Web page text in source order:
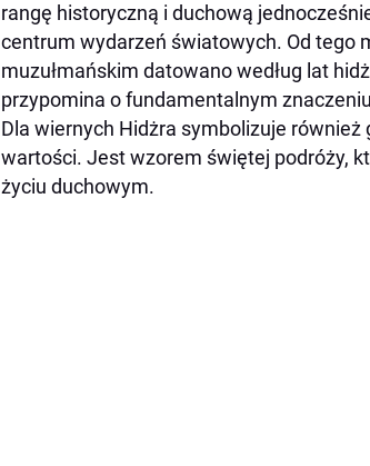
rangę historyczną i duchową
centrum wydarzeń światowych. Od tego
muzułmańskim datowano według lat
przypomina o fundamentalnym
Dla wiernych Hidżra symbolizuje
wartości. Jest wzorem świętej podróży,
życiu duchowym.